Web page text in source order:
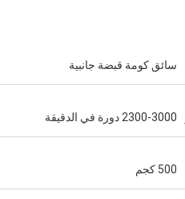
سائق كومة قبضة جانبية
2300-3000 دورة في الدقيقة
500 كجم